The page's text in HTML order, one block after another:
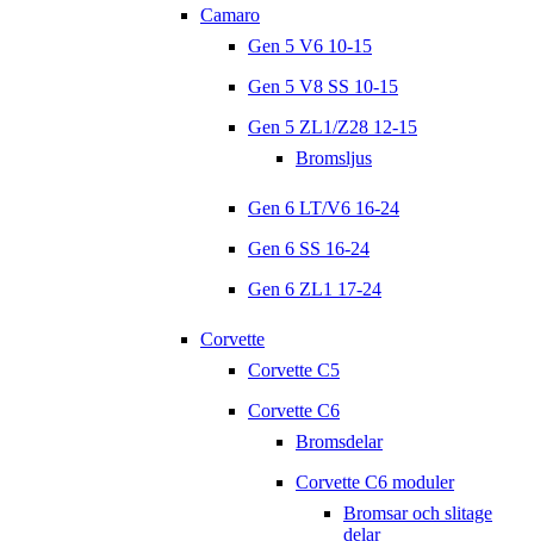
Camaro
Gen 5 V6 10-15
Gen 5 V8 SS 10-15
Gen 5 ZL1/Z28 12-15
Bromsljus
Gen 6 LT/V6 16-24
Gen 6 SS 16-24
Gen 6 ZL1 17-24
Corvette
Corvette C5
Corvette C6
Bromsdelar
Corvette C6 moduler
Bromsar och slitage
delar